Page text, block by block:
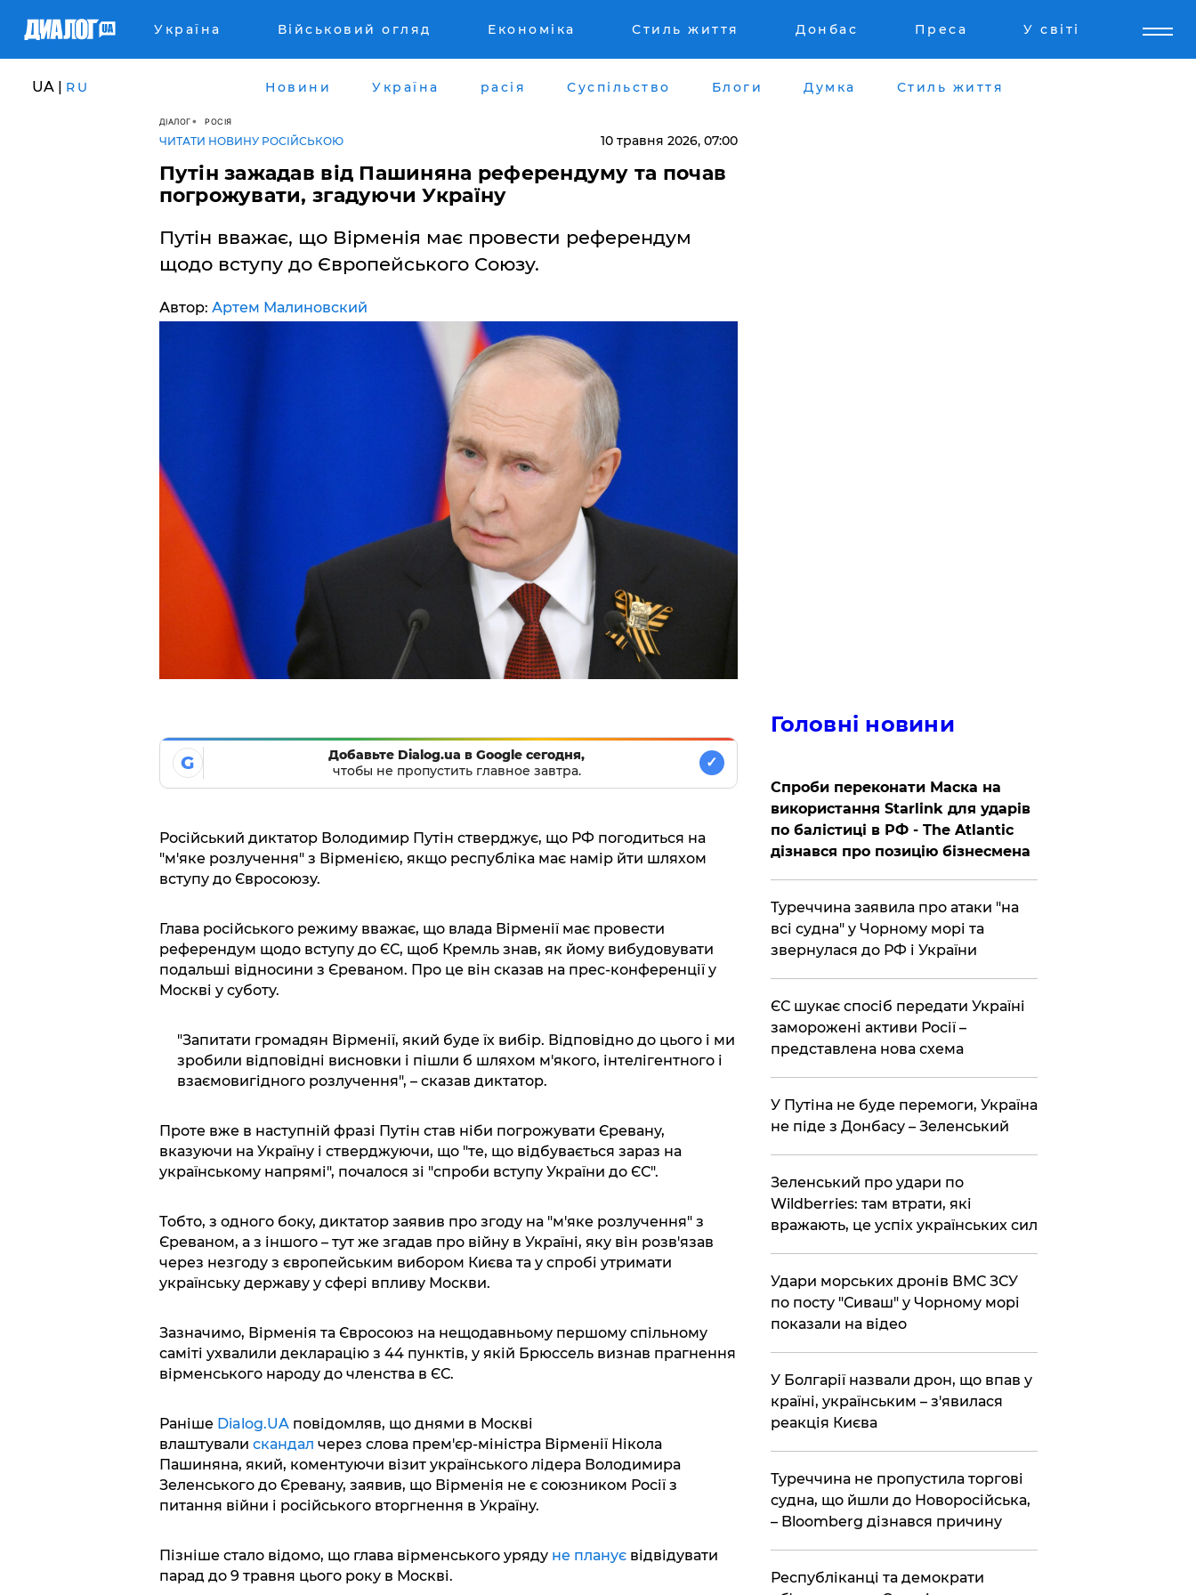
Україна Військовий огляд Економіка Стиль життя Донбас Преса У світі
UA | RU Новини Україна расія Суспільство Блоги Думка Стиль життя
ДІАЛОГ РОСІЯ
ЧИТАТИ НОВИНУ РОСІЙСЬКОЮ 10 травня 2026, 07:00
​Путін зажадав від Пашиняна референдуму та почав
погрожувати, згадуючи Україну
Путін вважає, що Вірменія має провести референдум
щодо вступу до Європейського Союзу.
Автор: Артем Малиновский
G
Добавьте Dialog.ua в Google сегодня,
чтобы не пропустить главное завтра.
✓
Російський диктатор Володимир Путін стверджує, що РФ погодиться на
"м'яке розлучення" з Вірменією, якщо республіка має намір йти шляхом
вступу до Євросоюзу.
Глава російського режиму вважає, що влада Вірменії має провести
референдум щодо вступу до ЄС, щоб Кремль знав, як йому вибудовувати
подальші відносини з Єреваном. Про це він сказав на прес-конференції у
Москві у суботу.
"Запитати громадян Вірменії, який буде їх вибір. Відповідно до цього і ми
зробили відповідні висновки і пішли б шляхом м'якого, інтелігентного і
взаємовигідного розлучення", – сказав диктатор.
Проте вже в наступній фразі Путін став ніби погрожувати Єревану,
вказуючи на Україну і стверджуючи, що "те, що відбувається зараз на
українському напрямі", почалося зі "спроби вступу України до ЄС".
Тобто, з одного боку, диктатор заявив про згоду на "м'яке розлучення" з
Єреваном, а з іншого – тут же згадав про війну в Україні, яку він розв'язав
через незгоду з європейським вибором Києва та у спробі утримати
українську державу у сфері впливу Москви.
Зазначимо, Вірменія та Євросоюз на нещодавньому першому спільному
саміті ухвалили декларацію з 44 пунктів, у якій Брюссель визнав прагнення
вірменського народу до членства в ЄС.
Раніше Dialog.UAповідомляв, що днями в Москві
влаштували скандал через слова прем'єр-міністра Вірменії Нікола
Пашиняна, який, коментуючи візит українського лідера Володимира
Зеленського до Єревану, заявив, що Вірменія не є союзником Росії з
питання війни і російського вторгнення в Україну.
Пізніше стало відомо, що глава вірменського урядуне плануєвідвідувати
парад до 9 травня цього року в Москві.
Головні новини
​Спроби переконати Маска на
використання Starlink для ударів
по балістиці в РФ - The Atlantic
дізнався про позицію бізнесмена
Туреччина заявила про атаки "на
всі судна" у Чорному морі та
звернулася до РФ і України
ЄС шукає спосіб передати Україні
заморожені активи Росії –
представлена ​​нова схема
У Путіна не буде перемоги, Україна
не піде з Донбасу – Зеленський
Зеленський про удари по
Wildberries: там втрати, які
вражають, це успіх українських сил
Удари морських дронів ВМС ЗСУ
по посту "Сиваш" у Чорному морі
показали на відео
У Болгарії назвали дрон, що впав у
країні, українським – з'явилася
реакція Києва
Туреччина не пропустила торгові
судна, що йшли до Новоросійська,
– Bloomberg дізнався причину
Республіканці та демократи